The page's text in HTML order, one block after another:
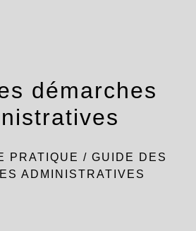
démarches
PRATIQUE / GUIDE DES
ADMINISTRATIVES